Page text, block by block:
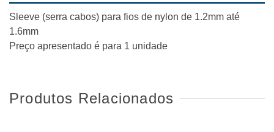
Sleeve (serra cabos) para fios de nylon de 1.2mm até
1.6mm
Preço apresentado é para 1 unidade
Produtos Relacionados